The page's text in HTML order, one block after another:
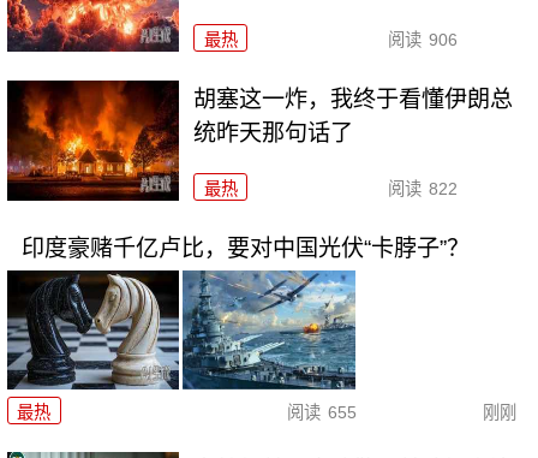
最热 阅读 906
胡塞这一炸，我终于看懂伊朗总
统昨天那句话了
最热 阅读 822
印度豪赌千亿卢比，要对中国光伏“卡脖子”？
最热 阅读 655 刚刚